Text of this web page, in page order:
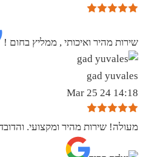
שירות מהיר ואיכותי , ממליץ בחום !
gad yuvales
14:18 24 Mar 25
מעולה! שירות מהיר ומקצועי.